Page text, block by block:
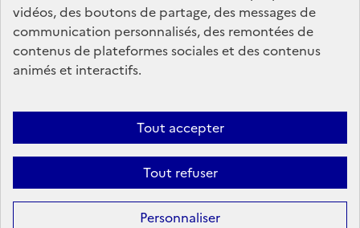
vidéos, des boutons de partage, des messages de
communication personnalisés, des remontées de
contenus de plateformes sociales et des contenus
animés et interactifs.
Tout accepter
Tout refuser
Personnaliser
legifrance.gouv.fr
service-public.gouv.fr
data.gouv.fr
Sauf mention contraire, tous les contenus de ce site sont sous